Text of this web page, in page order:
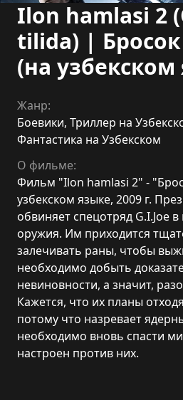
Ilon hamlasi 2
tilida) |
(на
Жанр:
Боевики, Триллер на
Фантастика на Узбекском
О фильме:
Фильм "Ilon hamlasi 2" -
узбекском языке, 2009 г.
обвиняет спецотряд G.I.Joe
оружия. Им приходится
залечивать раны, чтобы
необходимо добыть
невиновности, а значит,
Кажется, что их планы
потому что назревает
необходимо вновь спасти
настроен против них.